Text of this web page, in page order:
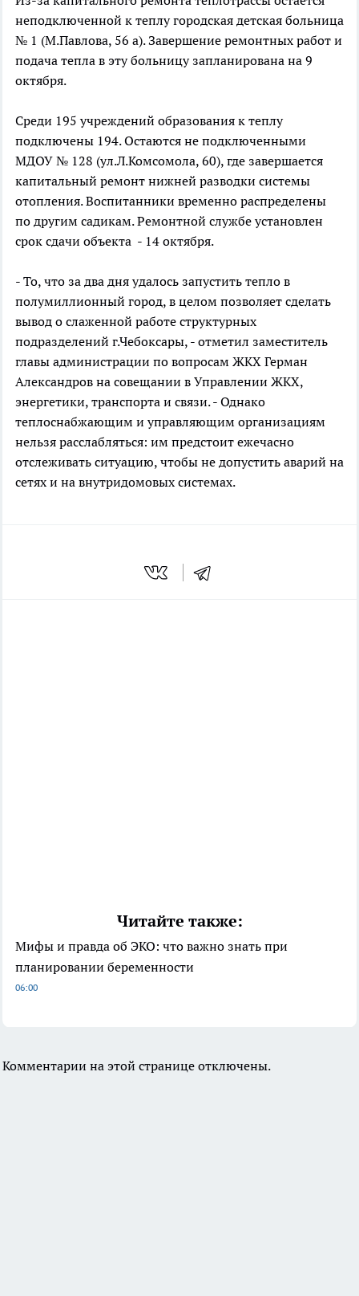
неподключенной к теплу городская детская больница
№ 1 (М.Павлова, 56 а). Завершение ремонтных работ и
подача тепла в эту больницу запланирована на 9
октября.
Среди 195 учреждений образования к теплу
подключены 194. Остаются не подключенными
МДОУ № 128 (ул.Л.Комсомола, 60), где завершается
капитальный ремонт нижней разводки системы
отопления. Воспитанники временно распределены
по другим садикам. Ремонтной службе установлен
срок сдачи объекта - 14 октября.
- То, что за два дня удалось запустить тепло в
полумиллионный город, в целом позволяет сделать
вывод о слаженной работе структурных
подразделений г.Чебоксары, - отметил заместитель
главы администрации по вопросам ЖКХ Герман
Александров на совещании в Управлении ЖКХ,
энергетики, транспорта и связи. - Однако
теплоснабжающим и управляющим организациям
нельзя расслабляться: им предстоит ежечасно
отслеживать ситуацию, чтобы не допустить аварий на
сетях и на внутридомовых системах.
Читайте также:
Мифы и правда об ЭКО: что важно знать при
планировании беременности
06:00
Комментарии на этой странице отключены.